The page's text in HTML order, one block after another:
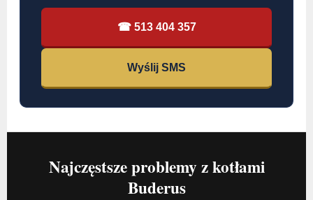
☎ 513 404 357
Wyślij SMS
Najczęstsze problemy z kotłami
Buderus